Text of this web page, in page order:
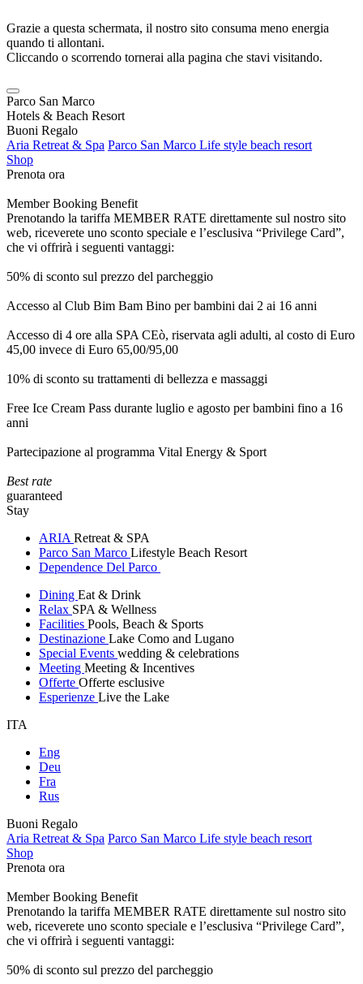
Grazie a questa schermata, il nostro sito consuma meno energia
quando ti allontani.
Cliccando o scorrendo tornerai alla pagina che stavi visitando.
Parco San Marco
Hotels & Beach Resort
Buoni Regalo
Aria Retreat & Spa Parco San Marco Life style beach resort
Shop
Prenota ora
Member Booking Benefit
Prenotando la tariffa MEMBER RATE direttamente sul nostro sito
web, riceverete uno sconto speciale e l’esclusiva “Privilege Card”,
che vi offrirà i seguenti vantaggi:
50% di sconto sul prezzo del parcheggio
Accesso al Club Bim Bam Bino per bambini dai 2 ai 16 anni
Accesso di 4 ore alla SPA CEò, riservata agli adulti, al costo di Euro
45,00 invece di Euro 65,00/95,00
10% di sconto su trattamenti di bellezza e massaggi
Free Ice Cream Pass durante luglio e agosto per bambini fino a 16
anni
Partecipazione al programma Vital Energy & Sport
Best rate
guaranteed
Stay
ARIA Retreat & SPA
Parco San Marco Lifestyle Beach Resort
Dependence Del Parco
Dining Eat & Drink
Relax SPA & Wellness
Facilities Pools, Beach & Sports
Destinazione Lake Como and Lugano
Special Events wedding & celebrations
Meeting Meeting & Incentives
Offerte Offerte esclusive
Esperienze Live the Lake
ITA
Eng
Deu
Fra
Rus
Buoni Regalo
Aria Retreat & Spa Parco San Marco Life style beach resort
Shop
Prenota ora
Member Booking Benefit
Prenotando la tariffa MEMBER RATE direttamente sul nostro sito
web, riceverete uno sconto speciale e l’esclusiva “Privilege Card”,
che vi offrirà i seguenti vantaggi:
50% di sconto sul prezzo del parcheggio